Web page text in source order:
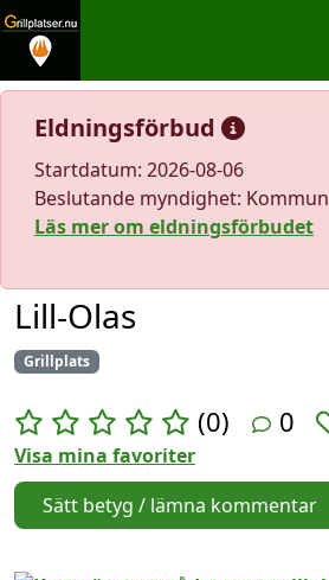
Hoppa till innehållet
Eldningsförbud
Startdatum: 2026-08-06
Beslutande myndighet: Kommun
Läs mer om eldningsförbudet
Lill-Olas
Grillplats
(0) 0
Visa mina favoriter
Sätt betyg / lämna kommentar